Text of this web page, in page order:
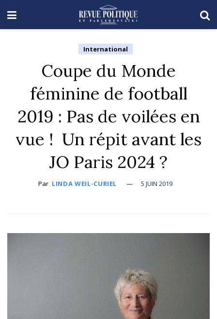
International
Coupe du Monde
féminine de football
2019 : Pas de voilées en
vue ! Un répit avant les
JO Paris 2024 ?
Par LINDA WEIL-CURIEL 5 JUIN 2019